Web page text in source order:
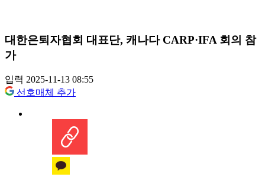
대한은퇴자협회 대표단, 캐나다 CARP·IFA 회의 참
가
입력 2025-11-13 08:55
선호매체 추가